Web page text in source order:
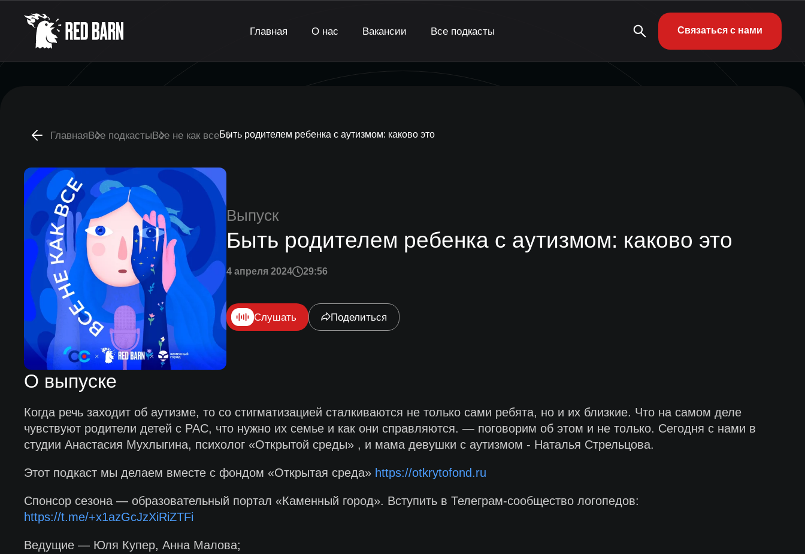
Главная О нас Вакансии Все подкасты Связаться с нами
ГлавнаяВсе подкастыВсе не как всеБыть родителем ребенка с аутизмом: каково это
Выпуск
Быть родителем ребенка с аутизмом: каково это
4 апреля 2024 29:56
Слушать Поделиться
О выпуске
Когда речь заходит об аутизме, то со стигматизацией сталкиваются не только сами ребята, но и их близкие. Что на самом деле
чувствуют родители детей с РАС, что нужно их семье и как они справляются. — поговорим об этом и не только. Сегодня с нами в
студии Анастасия Мухлыгина, психолог «Открытой среды» , и мама девушки с аутизмом - Наталья Стрельцова.
Этот подкаст мы делаем вместе с фондом «Открытая среда» https://otkrytofond.ru
Спонсор сезона — образовательный портал «Каменный город». Вступить в Телеграм-сообщество логопедов:
https://t.me/+x1azGcJzXiRiZTFi
Ведущие — Юля Купер, Анна Малова;